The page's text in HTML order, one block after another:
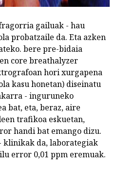
gailuak - hau
probatzaile da. Eta azken
bere pre-bidaia
core breathalyzer
hori xurgapena
kasu honetan) diseinatu
- inguruneko
bat, eta, beraz, aire
trafikoa eskuetan,
handi bat emango dizu.
klinikak da, laborategiak
error 0,01 ppm eremuak.